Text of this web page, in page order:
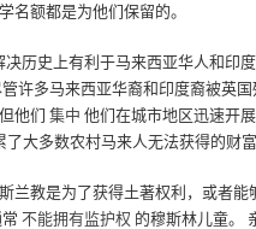
名额都是为他们保留的。
决历史上有利于马来西亚华人和印
许多马来西亚华裔和印度裔被英
他们集中 他们在城市地区迅速开
大多数农村马来人无法获得的财富
兰教是为了获得土著权利，或者能
常不能拥有监护权 的穆斯林儿童。